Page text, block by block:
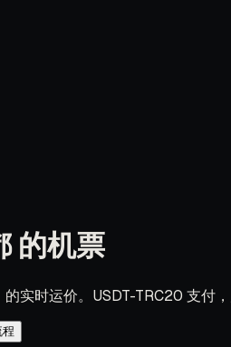
的机票
实时运价。USDT-TRC20 支付
程